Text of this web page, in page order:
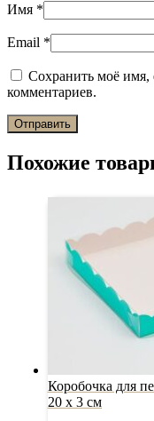
Имя *
Email *
Сохранить моё имя,
комментариев.
Похожие
Коробочка для
20 х 3 см